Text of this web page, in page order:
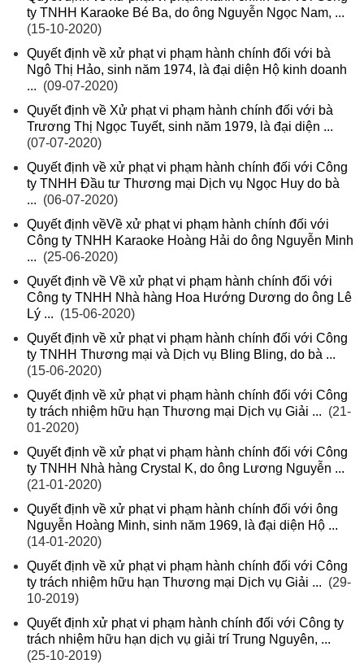
ty TNHH Karaoke Bé Ba, do ông Nguyễn Ngọc Nam, ...
(15-10-2020)
Quyết định về xử phạt vi phạm hành chính đối với bà
Ngô Thị Hảo, sinh năm 1974, là đại diện Hộ kinh doanh
... (09-07-2020)
Quyết định về Xử phạt vi phạm hành chính đối với bà
Trương Thị Ngọc Tuyết, sinh năm 1979, là đại diện ...
(07-07-2020)
Quyết định về xử phạt vi phạm hành chính đối với Công
ty TNHH Đầu tư Thương mại Dịch vụ Ngọc Huy do bà
... (06-07-2020)
Quyết định vềVề xử phạt vi phạm hành chính đối với
Công ty TNHH Karaoke Hoàng Hải do ông Nguyễn Minh
... (25-06-2020)
Quyết định về Về xử phạt vi phạm hành chính đối với
Công ty TNHH Nhà hàng Hoa Hướng Dương do ông Lê
Lý ... (15-06-2020)
Quyết định về xử phạt vi phạm hành chính đối với Công
ty TNHH Thương mại và Dịch vụ Bling Bling, do bà ...
(15-06-2020)
Quyết định về xử phạt vi phạm hành chính đối với Công
ty trách nhiệm hữu hạn Thương mại Dịch vụ Giải ... (21-
01-2020)
Quyết định về xử phạt vi phạm hành chính đối với Công
ty TNHH Nhà hàng Crystal K, do ông Lương Nguyễn ...
(21-01-2020)
Quyết định về xử phạt vi phạm hành chính đối với ông
Nguyễn Hoàng Minh, sinh năm 1969, là đại diện Hộ ...
(14-01-2020)
Quyết định về xử phạt vi phạm hành chính đối với Công
ty trách nhiệm hữu hạn Thương mại Dịch vụ Giải ... (29-
10-2019)
Quyết định xử phạt vi phạm hành chính đối với Công ty
trách nhiệm hữu hạn dịch vụ giải trí Trung Nguyên, ...
(25-10-2019)